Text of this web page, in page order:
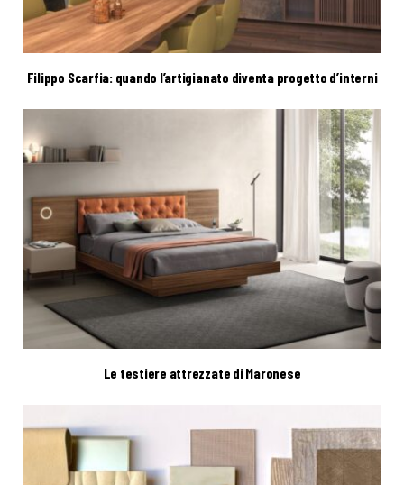
Filippo Scarfia: quando l’artigianato diventa progetto d’interni
Le testiere attrezzate di Maronese